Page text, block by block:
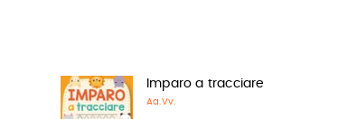
Imparo a tracciare
Aa.Vv.